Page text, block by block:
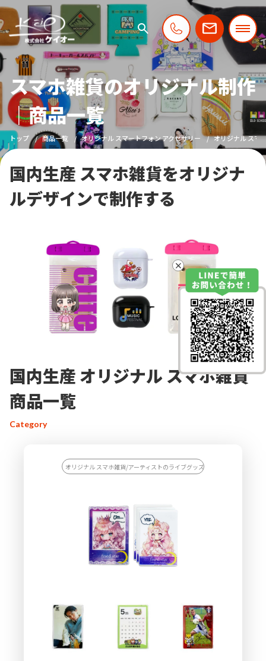
スマホ雑貨のオリジナル制作
｜商品一覧
トップ 商品一覧 オリジナル スマートフォン アクセサリー オリジナル スマ
国内生産 スマホ雑貨をオリジナ
ルデザインで制作する
国内生産 オリジナル スマホ雑貨
商品一覧
Category
オリジナル スマホ雑貨/アーティストのライブグッズを作りたい/スポーツ